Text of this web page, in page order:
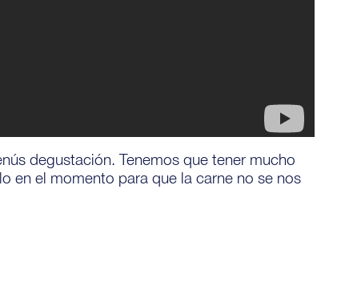
degustación. Tenemos que tener mucho
en el momento para que la carne no se nos